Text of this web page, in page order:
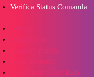
Verifica Status Comanda
Resetare parola
Retur Produse
Inregistrare Cont B2B